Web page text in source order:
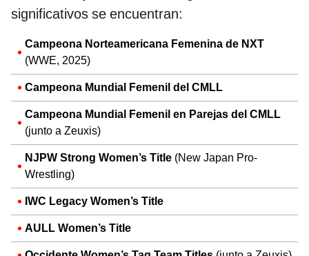
significativos se encuentran:
Campeona Norteamericana Femenina de NXT
(WWE, 2025)
Campeona Mundial Femenil del CMLL
Campeona Mundial Femenil en Parejas del CMLL
(junto a Zeuxis)
NJPW Strong Women’s Title (New Japan Pro-
Wrestling)
IWC Legacy Women’s Title
AULL Women’s Title